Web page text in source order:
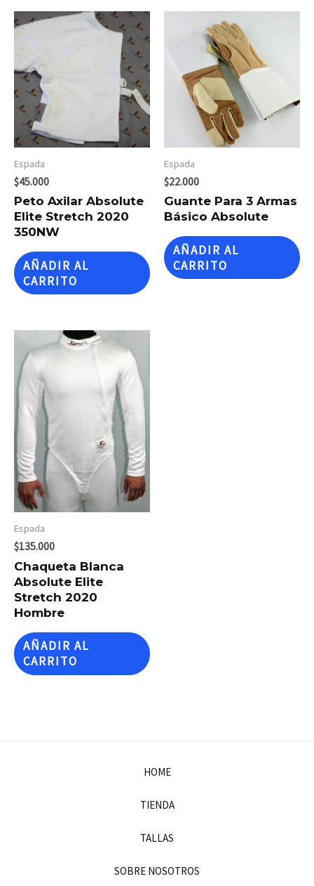
Espada
$45.000
Peto Axilar Absolute
Elite Stretch 2020
350NW
AÑADIR AL
CARRITO
Espada
$22.000
Guante Para 3 Armas
Básico Absolute
AÑADIR AL
CARRITO
Espada
$135.000
Chaqueta Blanca
Absolute Elite
Stretch 2020
Hombre
AÑADIR AL
CARRITO
HOME
TIENDA
TALLAS
SOBRE NOSOTROS